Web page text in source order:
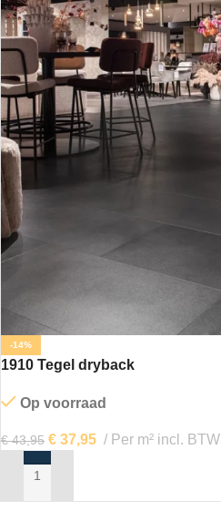
-14%
1910 Tegel dryback
Op voorraad
€43,95 € 37,95 Per m² incl. BTW
IN MIJN WINKELWAGEN